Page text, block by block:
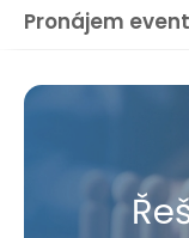
Pronájem